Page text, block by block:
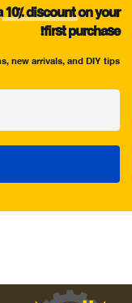
10%discounton your
first purchase!
new arrivals, and DIY tips.